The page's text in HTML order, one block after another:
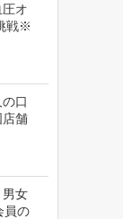
オ
戦※
口
店舗
男女
員の